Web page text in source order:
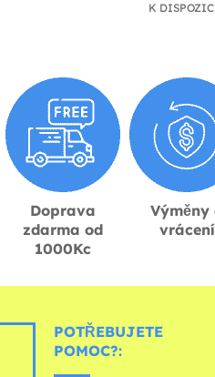
K
Doprava
zdarma od
1000Kc
Výměny
vrácení
POTŘEBUJETE
POMOC?: